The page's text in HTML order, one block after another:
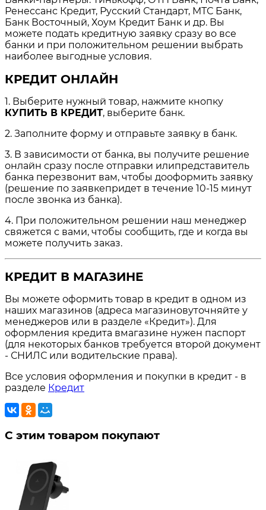
Ренессанс Кредит, Русский Стандарт, МТС Банк,
Банк Восточный, Хоум Кредит Банк и др. Вы
можете подать кредитную заявку сразу во все
банки и при положительном решении выбрать
наиболее выгодные условия.
КРЕДИТ ОНЛАЙН
1. Выберите нужный товар, нажмите кнопку
КУПИТЬ В КРЕДИТ, выберите банк.
2. Заполните форму и отправьте заявку в банк.
3. В зависимости от банка, вы получите решение
онлайн сразу после отправки илипредставитель
банка перезвонит вам, чтобы дооформить заявку
(решение по заявкепридет в течение 10-15 минут
после звонка из банка).
4. При положительном решении наш менеджер
свяжется с вами, чтобы сообщить, где и когда вы
можете получить заказ.
КРЕДИТ В МАГАЗИНЕ
Вы можете оформить товар в кредит в одном из
наших магазинов (адреса магазиновуточняйте у
менеджеров или в разделе «Кредит»). Для
оформления кредита вмагазине нужен паспорт
(для некоторых банков требуется второй документ
- СНИЛС или водительские права).
Все условия оформления и покупки в кредит - в
разделе Кредит
С этим товаром покупают